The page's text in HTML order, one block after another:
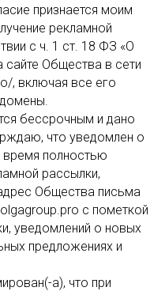
моим
рекламной
с ч. 1 ст. 18 ФЗ «О
сайте Общества в сети
, включая все его
и дано
что уведомлен о
полностью
рассылки,
Общества письма
с пометкой
уведомлений о новых
предложениях и
а), что при